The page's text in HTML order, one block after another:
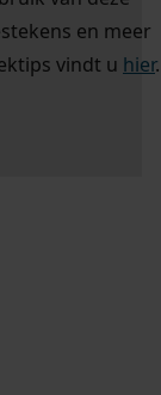
en meer
vindt u hier.